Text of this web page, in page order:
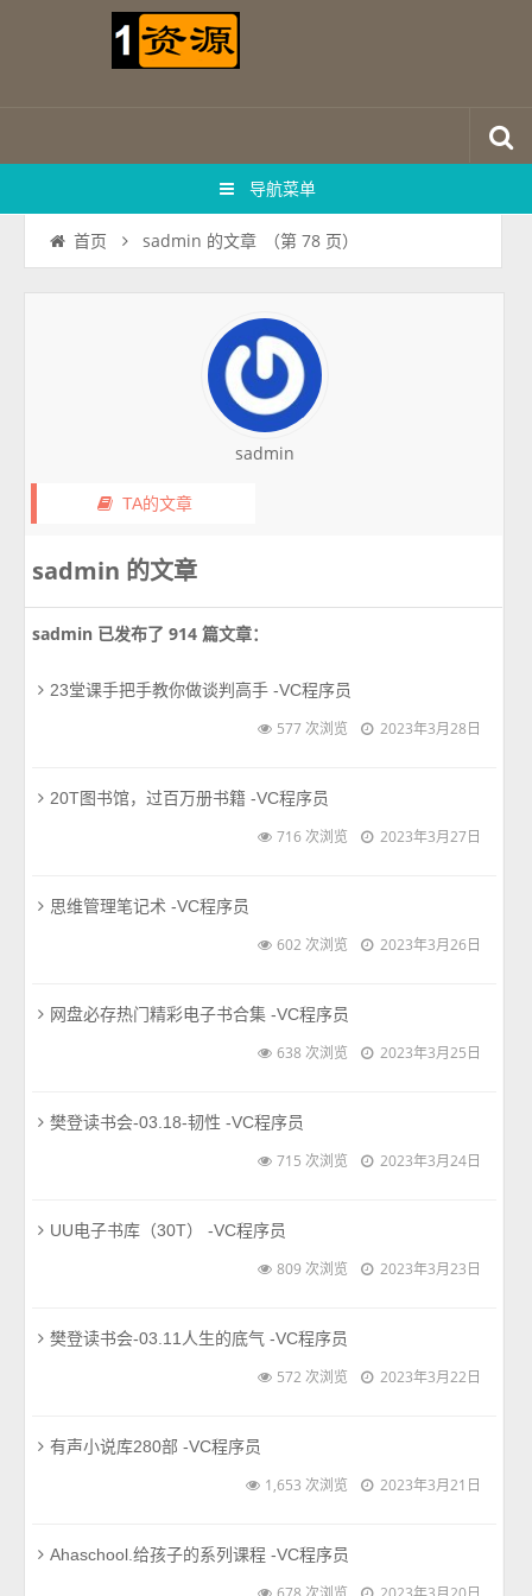
导航菜单
首页 sadmin 的文章 （第 78 页）
sadmin
TA的文章
sadmin 的文章
sadmin 已发布了 914 篇文章：
23堂课手把手教你做谈判高手 -VC程序员
577 次浏览 2023年3月28日
20T图书馆，过百万册书籍 -VC程序员
716 次浏览 2023年3月27日
思维管理笔记术 -VC程序员
602 次浏览 2023年3月26日
网盘必存热门精彩电子书合集 -VC程序员
638 次浏览 2023年3月25日
樊登读书会-03.18-韧性 -VC程序员
715 次浏览 2023年3月24日
UU电子书库（30T） -VC程序员
809 次浏览 2023年3月23日
樊登读书会-03.11人生的底气 -VC程序员
572 次浏览 2023年3月22日
有声小说库280部 -VC程序员
1,653 次浏览 2023年3月21日
Ahaschool.给孩子的系列课程 -VC程序员